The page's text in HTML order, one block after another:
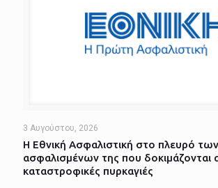
3 Αυγούστου, 2026
Η Εθνική Ασφαλιστική στο πλευρό των
ασφαλισμένων της που δοκιμάζονται
καταστροφικές πυρκαγιές